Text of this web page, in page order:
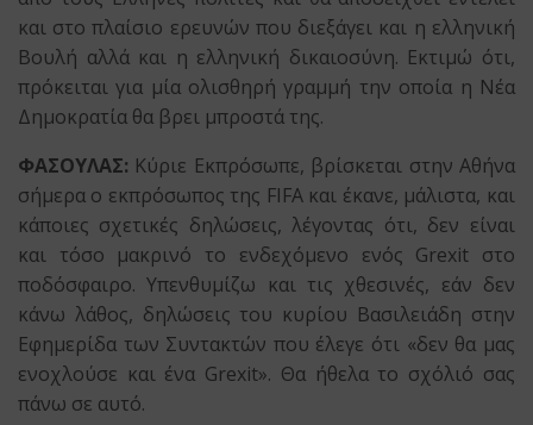
και στο πλαίσιο ερευνών που διεξάγει και η ελληνική
Βουλή αλλά και η ελληνική δικαιοσύνη. Εκτιμώ ότι,
πρόκειται για μία ολισθηρή γραμμή την οποία η Νέα
Δημοκρατία θα βρει μπροστά της.
ΦΑΣΟΥΛΑΣ: Κύριε Εκπρόσωπε, βρίσκεται στην Αθήνα
σήμερα ο εκπρόσωπος της FIFA και έκανε, μάλιστα, και
κάποιες σχετικές δηλώσεις, λέγοντας ότι, δεν είναι
και τόσο μακρινό το ενδεχόμενο ενός Grexit στο
ποδόσφαιρο. Υπενθυμίζω και τις χθεσινές, εάν δεν
κάνω λάθος, δηλώσεις του κυρίου Βασιλειάδη στην
Εφημερίδα των Συντακτών που έλεγε ότι «δεν θα μας
ενοχλούσε και ένα Grexit». Θα ήθελα το σχόλιό σας
πάνω σε αυτό.